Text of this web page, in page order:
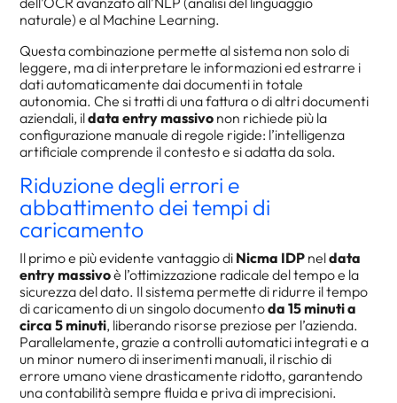
naturale) e al Machine Learning.
Questa combinazione permette al sistema non solo di
leggere, ma di interpretare le informazioni ed estrarre i
dati automaticamente dai documenti in totale
autonomia. Che si tratti di una fattura o di altri documenti
aziendali, ildata entry massivo non richiede più la
configurazione manuale di regole rigide: l’intelligenza
artificiale comprende il contesto e si adatta da sola.
Riduzione degli errori e
abbattimento dei tempi di
caricamento
Il primo e più evidente vantaggio di Nicma IDP neldata
entry massivoè l’ottimizzazione radicale del tempo e la
sicurezza del dato. Il sistema permette di ridurre il tempo
di caricamento di un singolo documentoda 15 minuti a
circa 5 minuti, liberando risorse preziose per l’azienda.
Parallelamente, grazie a controlli automatici integrati e a
un minor numero di inserimenti manuali, il rischio di
errore umano viene drasticamente ridotto, garantendo
una contabilità sempre fluida e priva di imprecisioni.